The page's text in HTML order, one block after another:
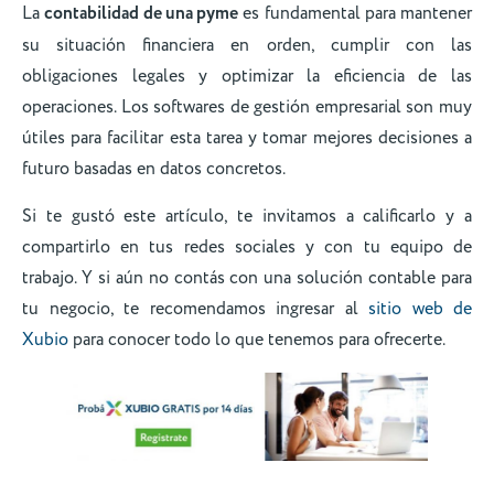
Lacontabilidad de una pymees fundamental para mantener
su situación financiera en orden, cumplir con las
obligaciones legales y optimizar la eficiencia de las
operaciones. Los softwares de gestión empresarial son muy
útiles para facilitar esta tarea y tomar mejores decisiones a
futuro basadas en datos concretos.
Si te gustó este artículo, te invitamos a calificarlo y a
compartirlo en tus redes sociales y con tu equipo de
trabajo. Y si aún no contás con una solución contable para
tu negocio, te recomendamos ingresar al sitio web de
Xubio para conocer todo lo que tenemos para ofrecerte.